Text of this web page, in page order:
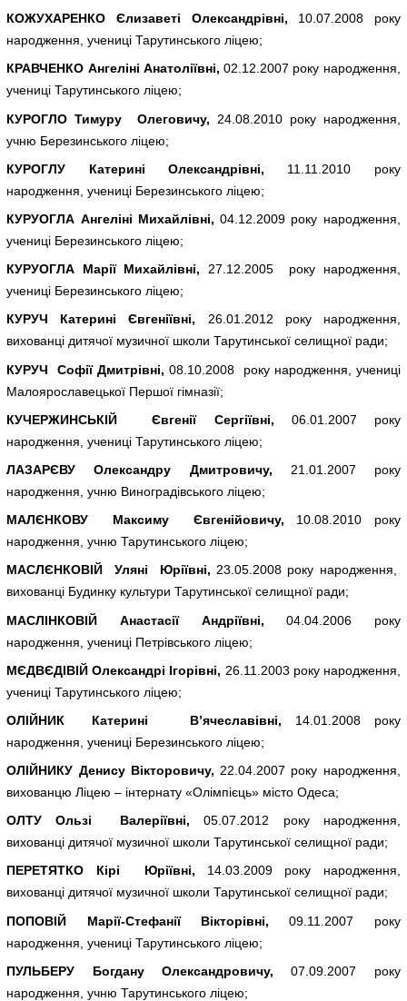
КОЖУХАРЕНКО Єлизаветі Олександрівні, 10.07.2008 року
народження, учениці Тарутинського ліцею;
КРАВЧЕНКО Ангеліні Анатоліївні, 02.12.2007 року народження,
учениці Тарутинського ліцею;
КУРОГЛО Тимуру Олеговичу, 24.08.2010 року народження,
учню Березинського ліцею;
КУРОГЛУ Катерині Олександрівні, 11.11.2010 року
народження, учениці Березинського ліцею;
КУРУОГЛА Ангеліні Михайлівні, 04.12.2009 року народження,
учениці Березинського ліцею;
КУРУОГЛА Марії Михайлівні, 27.12.2005 року народження,
учениці Березинського ліцею;
КУРУЧ Катерині Євгеніївні, 26.01.2012 року народження,
вихованці дитячої музичної школи Тарутинської селищної ради;
КУРУЧ Софії Дмитрівні, 08.10.2008 року народження, учениці
Малоярославецької Першої гімназії;
КУЧЕРЖИНСЬКІЙ Євгенії Сергіївні, 06.01.2007 року
народження, учениці Тарутинського ліцею;
ЛАЗАРЄВУ Олександру Дмитровичу, 21.01.2007 року
народження, учню Виноградівського ліцею;
МАЛЄНКОВУ Максиму Євгенійовичу, 10.08.2010 року
народження, учню Тарутинського ліцею;
МАСЛЄНКОВІЙ Уляні Юріївні, 23.05.2008 року народження,
вихованці Будинку культури Тарутинської селищної ради;
МАСЛІНКОВІЙ Анастасії Андріївні, 04.04.2006 року
народження, учениці Петрівського ліцею;
МЄДВЄДІВІЙ Олександрі Ігорівні, 26.11.2003 року народження,
учениці Тарутинського ліцею;
ОЛІЙНИК Катерині В’ячеславівні, 14.01.2008 року
народження, учениці Березинського ліцею;
ОЛІЙНИКУ Денису Вікторовичу, 22.04.2007 року народження,
вихованцю Ліцею – інтернату «Олімпієць» місто Одеса;
ОЛТУ Ользі Валеріївні, 05.07.2012 року народження,
вихованці дитячої музичної школи Тарутинської селищної ради;
ПЕРЕТЯТКО Кірі Юріївні, 14.03.2009 року народження,
вихованці дитячої музичної школи Тарутинської селищної ради;
ПОПОВІЙ Марії-Стефанії Вікторівні, 09.11.2007 року
народження, учениці Тарутинського ліцею;
ПУЛЬБЕРУ Богдану Олександровичу, 07.09.2007 року
народження, учню Тарутинського ліцею;